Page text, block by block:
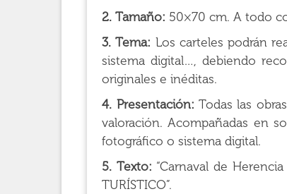
2. Tamaño: 50×70 cm. A todo
3. Tema: Los carteles podrán
sistema digital…, debiendo
originales e inéditas.
4. Presentación: Todas las
valoración. Acompañadas en
fotográfico o sistema digital.
5. Texto: “Carnaval de
TURÍSTICO”.